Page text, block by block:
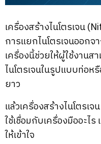
เครื่องสร้างไนโตรเจน
การแยกไนโตรเจนออก
เครื่องนี้ช่วยให้ผู้ใช้งาน
ไนโตรเจนในรูปแบบท่อ
ยาว
แล้วเครื่องสร้างไนโตรเ
ใช้เชื่อมกับเครื่องมืออะไ
ให้เข้าใจ